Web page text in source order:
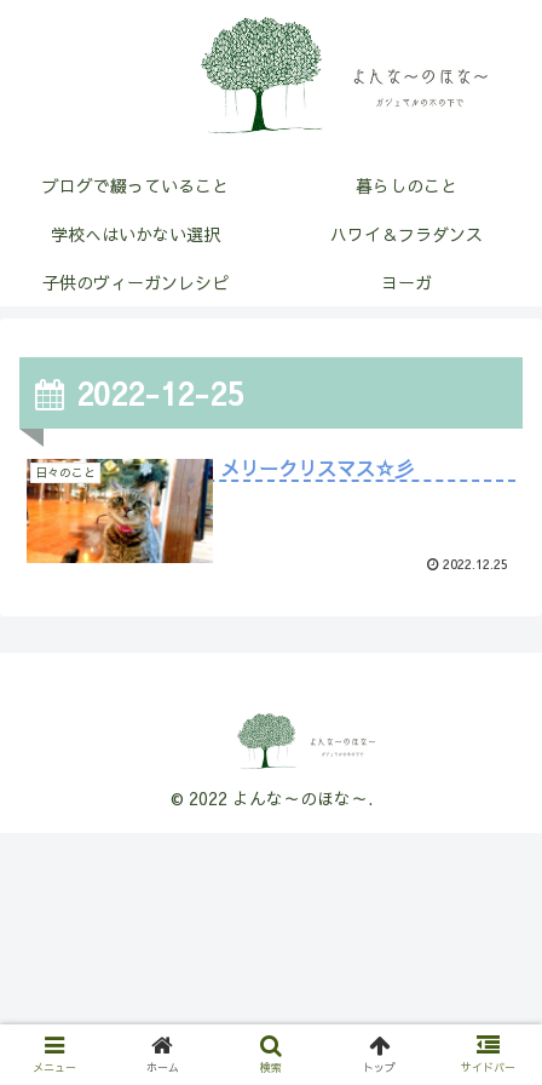
ブログで綴っていること
暮らしのこと
学校へはいかない選択
ハワイ＆フラダンス
子供のヴィーガンレシピ
ヨーガ
2022-12-25
日々のこと メリークリスマス☆彡
2022.12.25
© 2022 よんな～のほな～.
メニュー ホーム 検索 トップ サイドバー